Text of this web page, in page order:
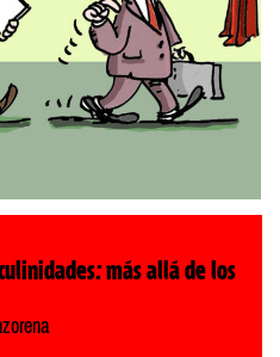
más allá de los